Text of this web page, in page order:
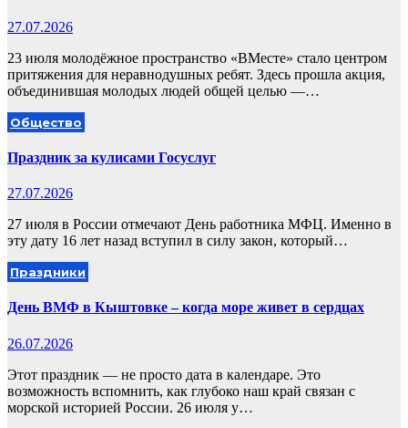
27.07.2026
23 июля молодёжное пространство «ВМесте» стало центром
притяжения для неравнодушных ребят. Здесь прошла акция,
объединившая молодых людей общей целью —…
Общество
Праздник за кулисами Госуслуг
27.07.2026
27 июля в России отмечают День работника МФЦ. Именно в
эту дату 16 лет назад вступил в силу закон, который…
Праздники
День ВМФ в Кыштовке – когда море живет в сердцах
26.07.2026
Этот праздник — не просто дата в календаре. Это
возможность вспомнить, как глубоко наш край связан с
морской историей России. 26 июля у…